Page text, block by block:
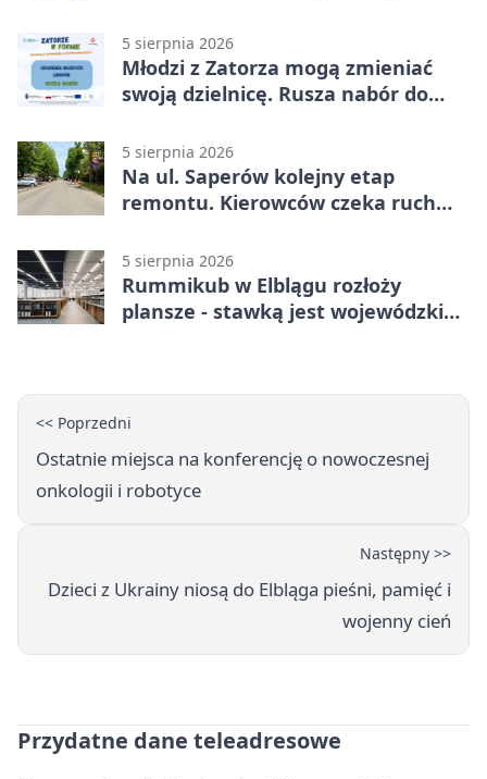
5 sierpnia 2026
Młodzi z Zatorza mogą zmieniać
swoją dzielnicę. Rusza nabór do
5 sierpnia 2026
Na ul. Saperów kolejny etap
remontu. Kierowców czeka ruch
5 sierpnia 2026
Rummikub w Elblągu rozłoży
plansze - stawką jest wojewódzki
<< Poprzedni
Ostatnie miejsca na konferencję o nowoczesnej
onkologii i robotyce
Następny >>
Dzieci z Ukrainy niosą do Elbląga pieśni, pamięć i
wojenny cień
Przydatne dane teleadresowe